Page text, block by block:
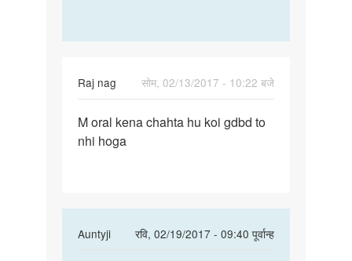
Raj nag
सोम, 02/13/2017 - 10:22 बजे
M
oral
M oral kena chahta hu koi gdbd to
nhi hoga
Auntyji
रवि, 02/19/2017 - 09:40 पूर्वान्ह
In